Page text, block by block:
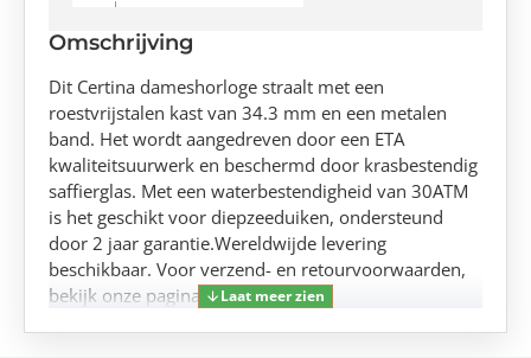
Omschrijving
Dit Certina dameshorloge straalt met een
roestvrijstalen kast van 34.3 mm en een metalen
band. Het wordt aangedreven door een ETA
kwaliteitsuurwerk en beschermd door krasbestendig
saffierglas. Met een waterbestendigheid van 30ATM
is het geschikt voor diepzeeduiken, ondersteund
door 2 jaar garantie.Wereldwijde levering
beschikbaar. Voor verzend- en retourvoorwaarden,
bekijk onze pagina's.